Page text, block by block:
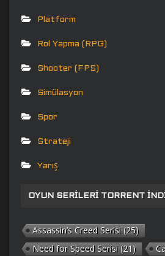
Platform
Rol Yapma (RPG)
Shooter (FPS)
Simülasyon
Spor
Strateji
Yarış
OYUN SERILERI TORRENT
Assassin’s Creed Serisi (25)
Need for Speed Serisi (21)